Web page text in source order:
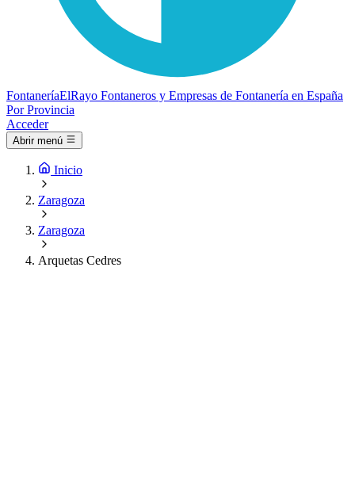
FontaneríaElRayo Fontaneros y Empresas de Fontanería en España
Por Provincia
Acceder
Abrir menú
Inicio
Zaragoza
Zaragoza
Arquetas Cedres